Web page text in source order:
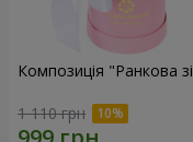
Композиція "Ранкова
1 110 грн